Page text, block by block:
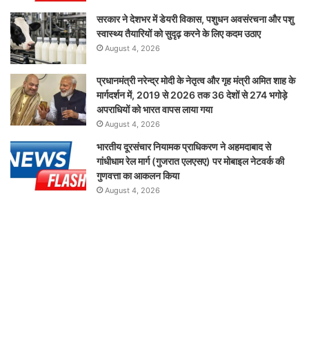
सरकार ने देशभर में डेयरी विकास, पशुधन अवसंरचना और पशु
स्वास्थ्य तैयारियों को सुदृढ़ करने के लिए कदम उठाए
August 4, 2026
प्रधानमंत्री नरेन्द्र मोदी के नेतृत्व और गृह मंत्री अमित शाह के
मार्गदर्शन में, 2019 से 2026 तक 36 देशों से 274 भगोड़े
अपराधियों को भारत वापस लाया गया
August 4, 2026
भारतीय दूरसंचार नियामक प्राधिकरण ने अहमदाबाद से
गांधीधाम रेल मार्ग (गुजरात एलएसए) पर मोबाइल नेटवर्क की
गुणवत्ता का आकलन किया
August 4, 2026